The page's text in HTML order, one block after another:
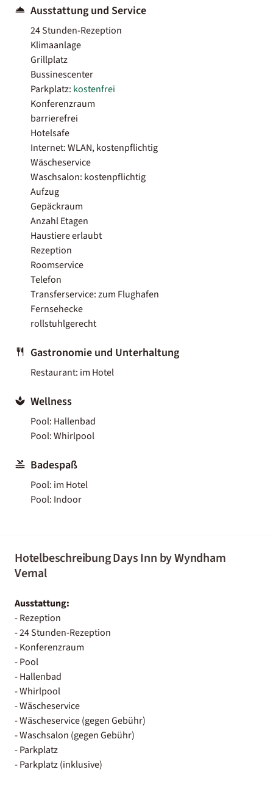
Ausstattung und Service
24 Stunden-Rezeption
Klimaanlage
Grillplatz
Bussinescenter
Parkplatz: kostenfrei
Konferenzraum
barrierefrei
Hotelsafe
Internet: WLAN, kostenpflichtig
Wäscheservice
Waschsalon: kostenpflichtig
Aufzug
Gepäckraum
Anzahl Etagen
Haustiere erlaubt
Rezeption
Roomservice
Telefon
Transferservice: zum Flughafen
Fernsehecke
rollstuhlgerecht
Gastronomie und Unterhaltung
Restaurant: im Hotel
Wellness
Pool: Hallenbad
Pool: Whirlpool
Badespaß
Pool: im Hotel
Pool: Indoor
Hotelbeschreibung Days Inn by Wyndham
Vernal
Ausstattung:
- Rezeption
- 24 Stunden-Rezeption
- Konferenzraum
- Pool
- Hallenbad
- Whirlpool
- Wäscheservice
- Wäscheservice (gegen Gebühr)
- Waschsalon (gegen Gebühr)
- Parkplatz
- Parkplatz (inklusive)